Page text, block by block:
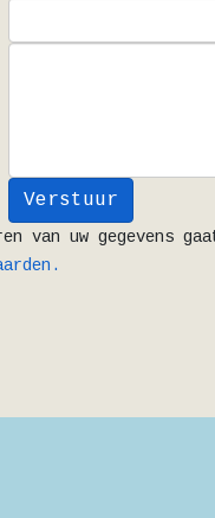
Verstuur
van uw gegevens